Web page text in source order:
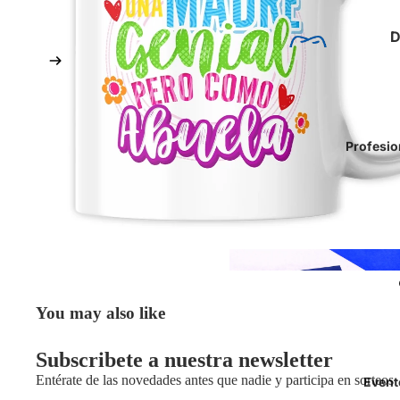
You may also like
Subscribete a nuestra newsletter
Entérate de las novedades antes que nadie y participa en sorteos